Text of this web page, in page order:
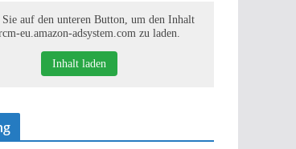
auf den unteren Button, um den Inhalt
eu.amazon-adsystem.com zu laden.
Inhalt laden